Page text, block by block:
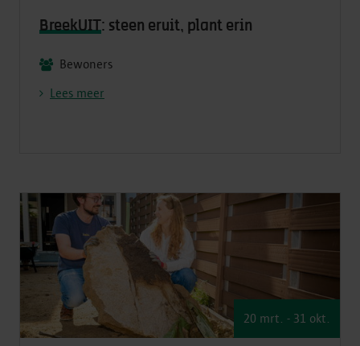
BreekUIT: steen eruit, plant erin
Bewoners
Lees meer
20 mrt. - 31 okt.